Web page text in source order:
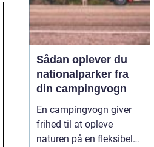
Sådan oplever du
nationalparker fra
din campingvogn
En campingvogn giver
frihed til at opleve
naturen på en fleksibel